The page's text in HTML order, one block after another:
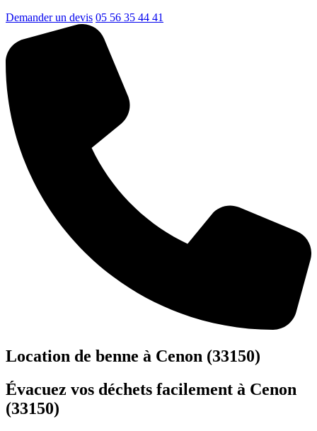
Demander un devis 05 56 35 44 41
Location de benne à Cenon (33150)
Évacuez vos déchets facilement à Cenon
(33150)